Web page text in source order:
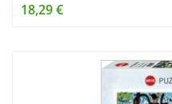
18,29 €